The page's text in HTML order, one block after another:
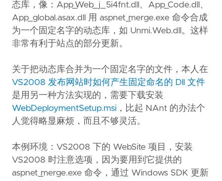
态库，像：App_Web_j_5i4fnt.dll、App_Code.dll、
App_global.asax.dll 用 aspnet_merge.exe 命令合成
为一个固定名字的动态库，如 Unmi.Web.dll。这样
非常有利于站点的部分更新。
关于把动态库合并为一个固定名字的文件，本人在
VS2008 发布网站时如何产生固定命名的 Dll 文件
是用另一种方法实现的，需要下载安装
WebDeploymentSetup.msi ，比起 NAnt 的办法个
人觉得略显麻烦，而且不够灵活。
本例环境：VS2008 下的 WebSite 项目，安装
VS2008 时注意选项，因为要用到它提供的
aspnet_merge.exe 命令，通过 Windows SDK 更新